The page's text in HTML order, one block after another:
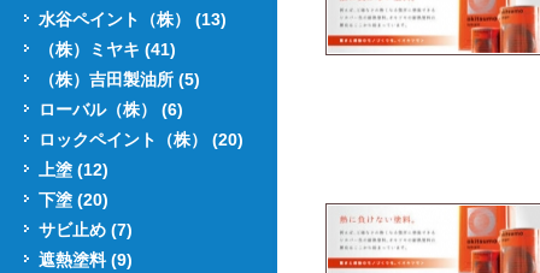
水谷ペイント（株） (13)
（株）ミヤキ (41)
（株）吉田製油所 (5)
ローバル（株） (6)
ロックペイント（株） (20)
上塗 (12)
下塗 (20)
サビ止め (7)
遮熱塗料 (9)